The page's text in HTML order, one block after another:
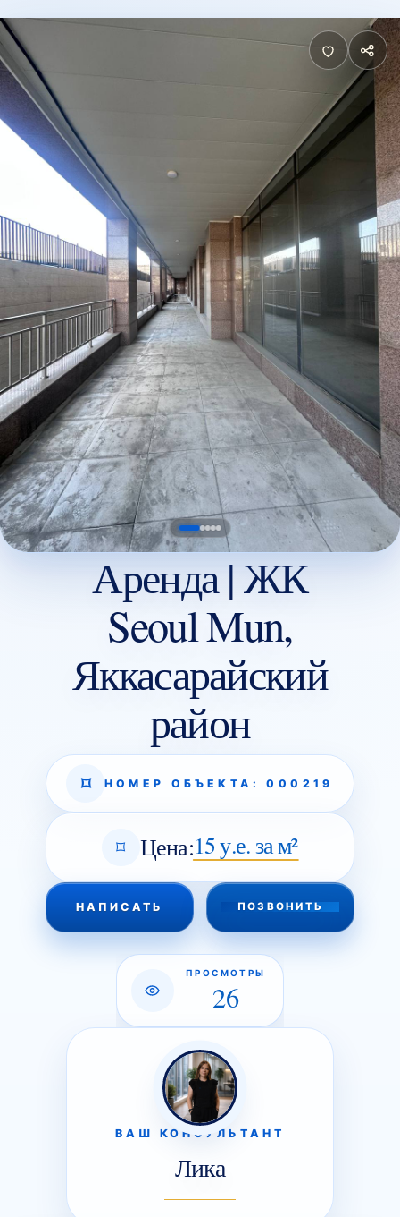
Аренда | ЖК
Seoul Mun,
Яккасарайский
район
НОМЕР ОБЪЕКТА: 000219
Цена:15 у.е. за м²
НАПИСАТЬ ПОЗВОНИТЬ
ПРОСМОТРЫ
26
ВАШ КОНСУЛЬТАНТ
Лика